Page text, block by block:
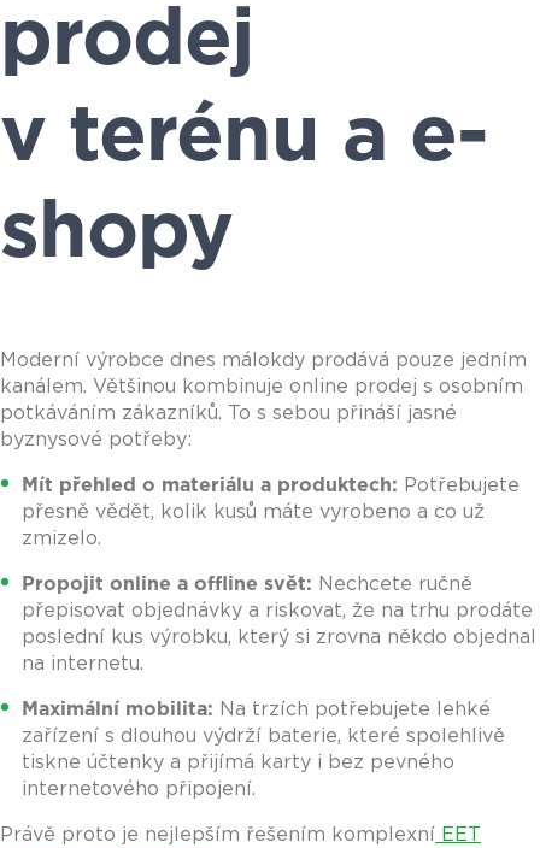
prodej
v terénu a e-
shopy
Moderní výrobce dnes málokdy prodává pouze jedním
kanálem. Většinou kombinuje online prodej s osobním
potkáváním zákazníků. To s sebou přináší jasné
byznysové potřeby:
Mít přehled o materiálu a produktech: Potřebujete
přesně vědět, kolik kusů máte vyrobeno a co už
zmizelo.
Propojit online a offline svět: Nechcete ručně
přepisovat objednávky a riskovat, že na trhu prodáte
poslední kus výrobku, který si zrovna někdo objednal
na internetu.
Maximální mobilita: Na trzích potřebujete lehké
zařízení s dlouhou výdrží baterie, které spolehlivě
tiskne účtenky a přijímá karty i bez pevného
internetového připojení.
Právě proto je nejlepším řešením komplexní EET